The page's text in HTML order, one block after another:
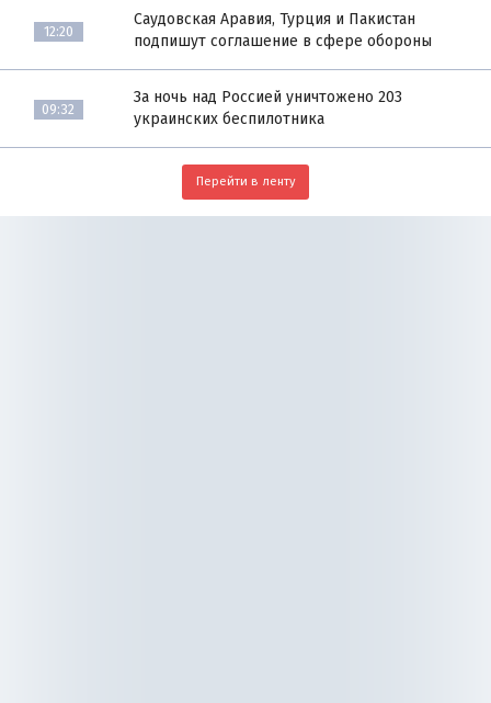
12:20
Саудовская Аравия, Турция и Пакистан
подпишут соглашение в сфере обороны
09:32
За ночь над Россией уничтожено 203
украинских беспилотника
Перейти в ленту